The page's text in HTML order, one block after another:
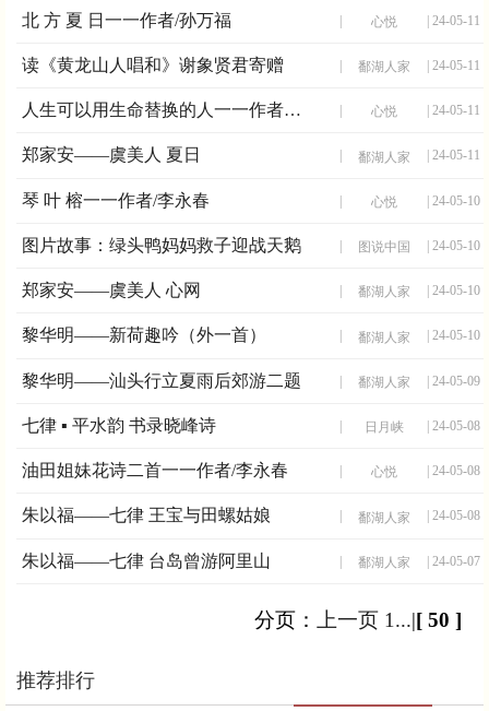
北 方 夏 日一一作者/孙万福 | 心悦 | 24-05-11
读《黄龙山人唱和》谢象贤君寄赠 | 鄱湖人家 | 24-05-11
人生可以用生命替换的人一一作者/李永春 心悦 | 24-05-11
郑家安——虞美人 夏日 鄱湖人家 | 24-05-11
琴 叶 榕一一作者/李永春 | 心悦 | 24-05-10
图片故事：绿头鸭妈妈救子迎战天鹅 | 图说中国 | 24-05-10
郑家安——虞美人 心网 鄱湖人家 | 24-05-10
黎华明——新荷趣吟（外一首） 鄱湖人家 | 24-05-10
黎华明——汕头行立夏雨后郊游二题 | 鄱湖人家 | 24-05-09
七律 ▪ 平水韵 书录晓峰诗 | 日月峡 | 24-05-08
油田姐妹花诗二首一一作者/李永春 心悦 | 24-05-08
朱以福——七律 王宝与田螺姑娘 鄱湖人家 | 24-05-08
朱以福——七律 台岛曾游阿里山 | 鄱湖人家 | 24-05-07
分页： 上一页 1...|[ 50 ]
推荐排行